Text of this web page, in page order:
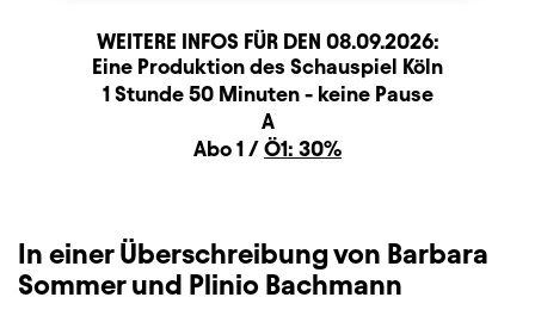
WEITERE INFOS FÜR DEN 08.09.2026:
BeschreibungInformation
Produktionspartner
Eine Produktion des Schauspiel Köln
Dauer und Pausen
1 Stunde 50 Minuten - keine Pause
A
ZusatzinformationAbo 1 / Ö1: 30%
In einer Überschreibung von Barbara
Sommer und Plinio Bachmann